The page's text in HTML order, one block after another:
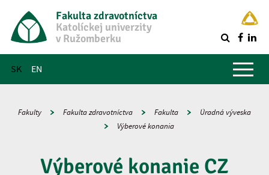
Fakulta zdravotníctva
Katolíckej univerzity
v Ružomberku
SK EN
Hlavné menu
Fakulty Fakulta zdravotníctva Fakulta
Úradná výveska
Výberové konania
Výberové konanie CZ